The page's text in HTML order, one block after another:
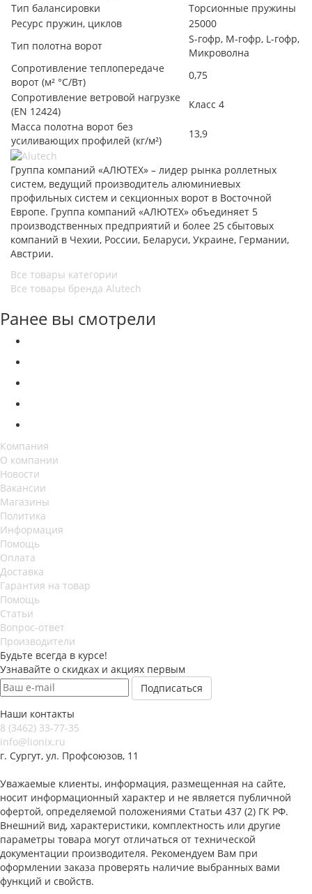
Тип балансировки
Торсионные пружины
Ресурс пружин, циклов
25000
Тип полотна ворот
S-гофр, М-гофр, L-гофр,
Микроволна
Сопротивление теплопередаче
ворот (м² °С/Вт)
0,75
Сопротивление ветровой нагрузке
(EN 12424)
Класс 4
Масса полотна ворот без
усиливающих профилей (кг/м²)
13,9
Группа компаний «АЛЮТЕХ» – лидер рынка роллетных
систем, ведущий производитель алюминиевых
профильных систем и секционных ворот в Восточной
Европе. Группа компаний «АЛЮТЕХ» объединяет 5
производственных предприятий и более 25 сбытовых
компаний в Чехии, России, Беларуси, Украине, Германии,
Австрии.
Все товары категории
Все товары бренда Alutech
Ранее вы смотрели
Компания
О компании
Новости
Вакансии
Магазины
Политика
Информация
Помощь
Оплата
Доставка
Гарантия на товар
Помощь
Статьи
Вопрос-ответ
Производители
Будьте всегда в курсе!
Узнавайте о скидках и акциях первым
Наши контакты
8 (3462) 33-77-35
info@lionix.ru
г. Сургут, ул. Профсоюзов, 11
Уважаемые клиенты, информация, размещенная на сайте,
носит информационный характер и не является публичной
офертой, определяемой положениями Статьи 437 (2) ГК РФ.
Внешний вид, характеристики, комплектность или другие
параметры товара могут отличаться от технической
документации производителя. Рекомендуем Вам при
оформлении заказа проверять наличие выбранных вами
функций и свойств.